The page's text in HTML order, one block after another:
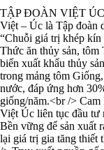
TẬP ĐOÀN VIỆT ÚC
Việt – Úc là Tập đoàn
“Chuỗi giá trị khép
Thức ăn thủy sản, tôm
biến xuất khẩu thủy
trong mảng tôm
nước, đáp ứng hơn
giống/năm.<br /> Cam
Việt Úc liên tục đầu tư
Bền vững để sản xuất
lại giá trị gia tăng thiết